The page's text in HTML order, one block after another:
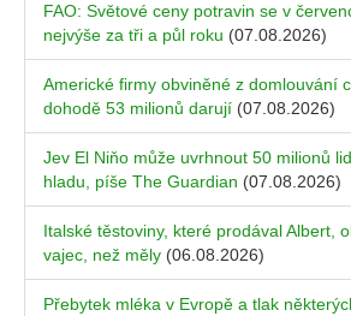
FAO: Světové ceny potravin se v
nejvýše za tři a půl roku (07.08.2026)
Americké firmy obviněné z domlouvání
dohodě 53 milionů darují (07.08.2026)
Jev El Niňo může uvrhnout 50 milionů
hladu, píše The Guardian (07.08.2026)
Italské těstoviny, které prodával Albert,
vajec, než měly (06.08.2026)
Přebytek mléka v Evropě a tlak